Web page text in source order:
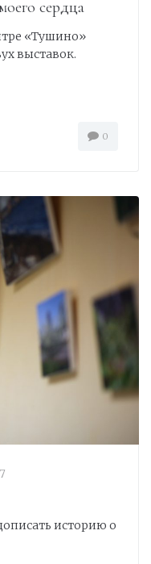
сердца
«Тушино»
выставок.
0
историю о